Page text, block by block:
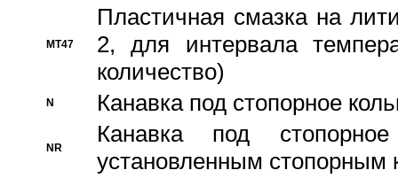
MT47
Пластичная смазка на
2, для интервала
количество)
N Канавка под стопорное
NR
Канавка под
установленным стопорным